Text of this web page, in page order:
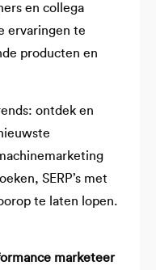
en collega
ervaringen te
producten en
ontdek en
SERP’s met
te laten lopen.
marketeer